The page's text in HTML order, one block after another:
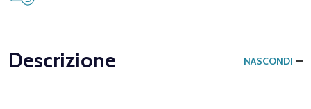
Descrizione NASCONDI